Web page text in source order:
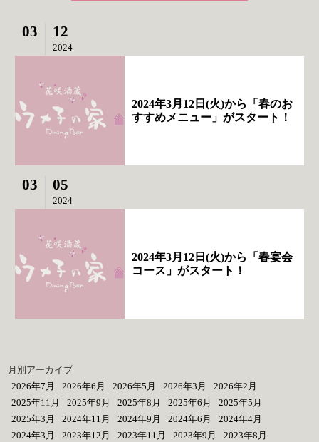
03 12
2024
2024年3月12日(火)から「春のお
すすめメニュー」がスタート！
03 05
2024
2024年3月12日(火)から「春宴会
コース」がスタート！
月別アーカイブ
2026年7月
2026年6月 2026年5月 2026年3月
2026年2月
2025年11月
2025年9月 2025年8月 2025年6月
2025年5月
2025年3月
2024年11月 2024年9月 2024年6月
2024年4月
2024年3月
2023年12月 2023年11月 2023年9月
2023年8月